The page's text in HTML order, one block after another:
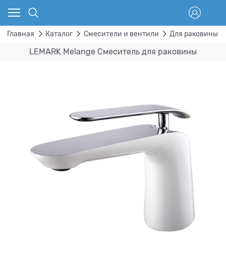
Главная Каталог Смесители и вентили Для раковины
LEMARK Melange Смеситель для раковины